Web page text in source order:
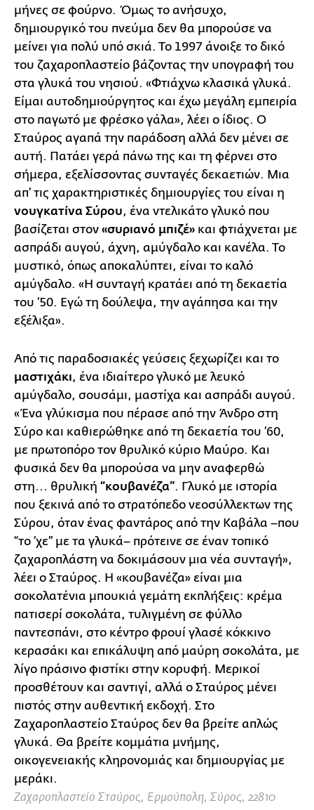
μήνες σε φούρνο. Όμως το ανήσυχο,
δημιουργικό του πνεύμα δεν θα μπορούσε να
μείνει για πολύ υπό σκιά. Το 1997 άνοιξε το δικό
του ζαχαροπλαστείο βάζοντας την υπογραφή του
στα γλυκά του νησιού. «Φτιάχνω κλασικά γλυκά.
Είμαι αυτοδημιούργητος και έχω μεγάλη εμπειρία
στο παγωτό με φρέσκο γάλα», λέει ο ίδιος. Ο
Σταύρος αγαπά την παράδοση αλλά δεν μένει σε
αυτή. Πατάει γερά πάνω της και τη φέρνει στο
σήμερα, εξελίσσοντας συνταγές δεκαετιών. Μια
απ’ τις χαρακτηριστικές δημιουργίες του είναι η
νουγκατίνα Σύρου, ένα ντελικάτο γλυκό που
βασίζεται στον «συριανό μπιζέ» και φτιάχνεται με
ασπράδι αυγού, άχνη, αμύγδαλο και κανέλα. Το
μυστικό, όπως αποκαλύπτει, είναι το καλό
αμύγδαλο. «Η συνταγή κρατάει από τη δεκαετία
του ’50. Εγώ τη δούλεψα, την αγάπησα και την
εξέλιξα».
Από τις παραδοσιακές γεύσεις ξεχωρίζει και το
μαστιχάκι, ένα ιδιαίτερο γλυκό με λευκό
αμύγδαλο, σουσάμι, μαστίχα και ασπράδι αυγού.
«Ένα γλύκισμα που πέρασε από την Άνδρο στη
Σύρο και καθιερώθηκε από τη δεκαετία του ’60,
με πρωτοπόρο τον θρυλικό κύριο Μαύρο. Και
φυσικά δεν θα μπορούσα να μην αναφερθώ
στη... θρυλική “κουβανέζα”. Γλυκό με ιστορία
που ξεκινά από το στρατόπεδο νεοσύλλεκτων της
Σύρου, όταν ένας φαντάρος από την Καβάλα –που
“το ’χε” με τα γλυκά– πρότεινε σε έναν τοπικό
ζαχαροπλάστη να δοκιμάσουν μια νέα συνταγή»,
λέει ο Σταύρος. Η «κουβανέζα» είναι μια
σοκολατένια μπουκιά γεμάτη εκπλήξεις: κρέμα
πατισερί σοκολάτα, τυλιγμένη σε φύλλο
παντεσπάνι, στο κέντρο φρουί γλασέ κόκκινο
κερασάκι και επικάλυψη από μαύρη σοκολάτα, με
λίγο πράσινο φιστίκι στην κορυφή. Μερικοί
προσθέτουν και σαντιγί, αλλά ο Σταύρος μένει
πιστός στην αυθεντική εκδοχή. Στο
Ζαχαροπλαστείο Σταύρος δεν θα βρείτε απλώς
γλυκά. Θα βρείτε κομμάτια μνήμης,
οικογενειακής κληρονομιάς και δημιουργίας με
μεράκι.
Ζαχαροπλαστείο Σταύρος, Ερμούπολη, Σύρος, 22810